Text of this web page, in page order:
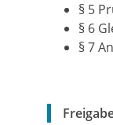
§ 5
§ 6
§ 7